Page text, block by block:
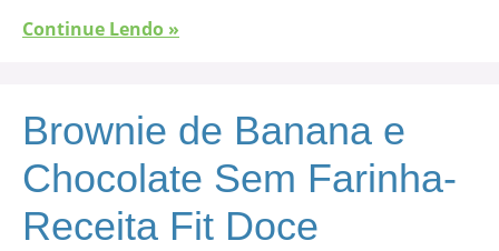
Continue Lendo »
Brownie de Banana e
Chocolate Sem Farinha-
Receita Fit Doce